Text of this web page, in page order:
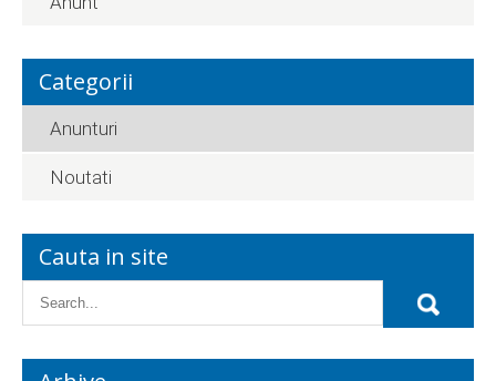
Categorii
Anunturi
Noutati
Cauta in site